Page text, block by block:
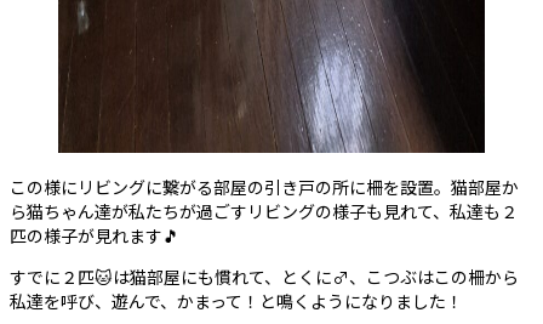
この様にリビングに繋がる部屋の引き戸の所に柵を設置。猫部屋か
ら猫ちゃん達が私たちが過ごすリビングの様子も見れて、私達も２
匹の様子が見れます🎵
すでに２匹🐱は猫部屋にも慣れて、とくに♂️、こつぶはこの柵から
私達を呼び、遊んで、かまって！と鳴くようになりました！